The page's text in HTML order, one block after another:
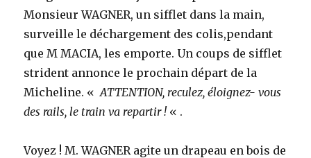
Monsieur WAGNER, un sifflet dans la main,
surveille le déchargement des colis,pendant
que M MACIA, les emporte. Un coups de sifflet
strident annonce le prochain départ de la
Micheline. « ATTENTION, reculez, éloignez- vous
des rails, le train va repartir ! « .
Voyez ! M. WAGNER agite un drapeau en bois de